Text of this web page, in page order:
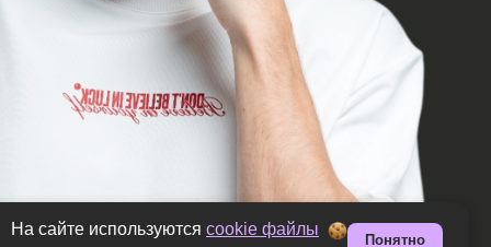
На сайте используются cookie файлы
Понятно